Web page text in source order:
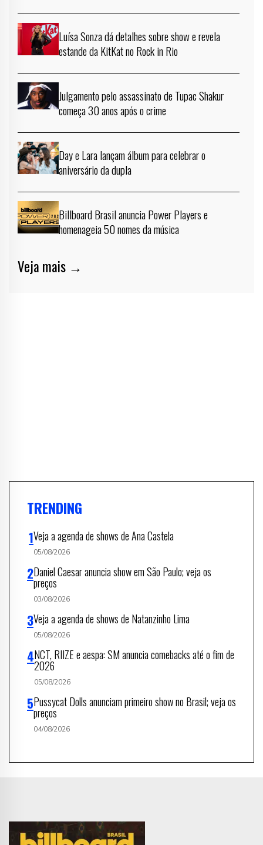
Luísa Sonza dá detalhes sobre show e revela
estande da KitKat no Rock in Rio
Julgamento pelo assassinato de Tupac Shakur
começa 30 anos após o crime
Day e Lara lançam álbum para celebrar o
aniversário da dupla
Billboard Brasil anuncia Power Players e
homenageia 50 nomes da música
Veja mais →
TRENDING
Veja a agenda de shows de Ana Castela
05/08/2026
Daniel Caesar anuncia show em São Paulo; veja os
preços
03/08/2026
Veja a agenda de shows de Natanzinho Lima
05/08/2026
NCT, RIIZE e aespa: SM anuncia comebacks até o fim de
2026
05/08/2026
Pussycat Dolls anunciam primeiro show no Brasil; veja os
preços
04/08/2026